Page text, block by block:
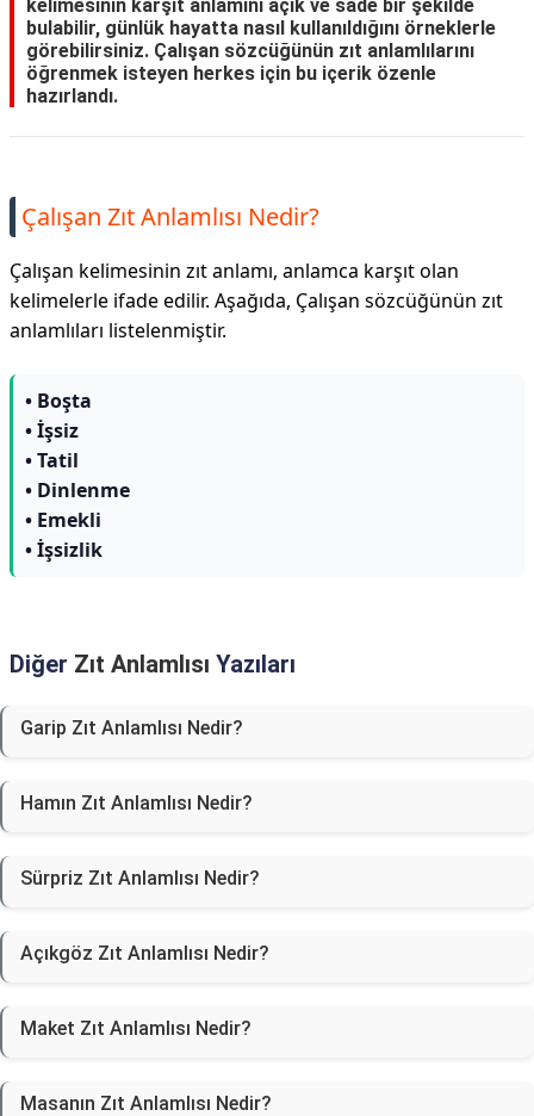
kelimesinin karşıt anlamını açık ve sade bir şekilde
bulabilir, günlük hayatta nasıl kullanıldığını örneklerle
görebilirsiniz. Çalışan sözcüğünün zıt anlamlılarını
öğrenmek isteyen herkes için bu içerik özenle
hazırlandı.
Çalışan Zıt Anlamlısı Nedir?
Çalışan kelimesinin zıt anlamı, anlamca karşıt olan
kelimelerle ifade edilir. Aşağıda, Çalışan sözcüğünün zıt
anlamlıları listelenmiştir.
• Boşta
• İşsiz
• Tatil
• Dinlenme
• Emekli
• İşsizlik
Diğer Zıt Anlamlısı Yazıları
Garip Zıt Anlamlısı Nedir?
Hamın Zıt Anlamlısı Nedir?
Sürpriz Zıt Anlamlısı Nedir?
Açıkgöz Zıt Anlamlısı Nedir?
Maket Zıt Anlamlısı Nedir?
Masanın Zıt Anlamlısı Nedir?